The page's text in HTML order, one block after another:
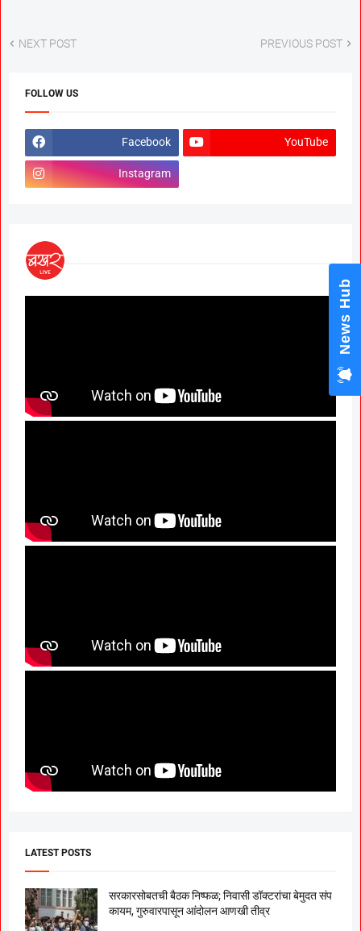
NEXT POST PREVIOUS POST
FOLLOW US
Facebook YouTube
Instagram
LATEST POSTS
सरकारसोबतची बैठक निष्फळ; निवासी डॉक्टरांचा बेमुदत संप
कायम, गुरुवारपासून आंदोलन आणखी तीव्र
News Hub